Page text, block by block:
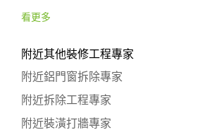
看更多
附近其他裝修工程專家
附近鋁門窗拆除專家
附近拆除工程專家
附近裝潢打牆專家